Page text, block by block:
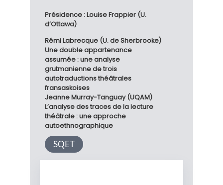
Présidence : Louise Frappier (U.
d’Ottawa)
Rémi Labrecque (U. de Sherbrooke)
Une double appartenance
assumée : une analyse
grutmanienne de trois
autotraductions théâtrales
fransaskoises
Jeanne Murray-Tanguay (UQAM)
L’analyse des traces de la lecture
théâtrale : une approche
autoethnographique
SQET